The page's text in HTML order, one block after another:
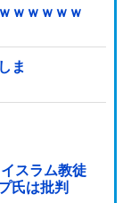
ｗｗｗｗｗ
ま
スラム教徒
氏は批判